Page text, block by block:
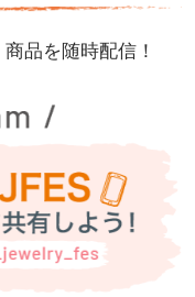
品を随時配信！